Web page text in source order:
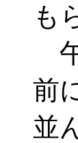
も
前
並